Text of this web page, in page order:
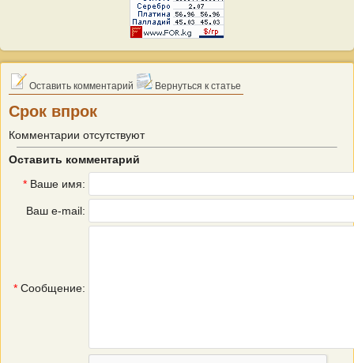
Оставить комментарий Вернуться к статье
Срок впрок
Комментарии отсутствуют
Оставить комментарий
* Ваше имя:
Ваш e-mail:
* Сообщение: